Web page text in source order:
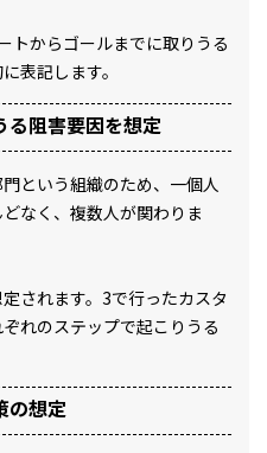
トからゴールまでに取りうる
表記します。
る阻害要因を想定
という組織のため、一個人
なく、複数人が関わりま
されます。3で行ったカスタ
れのステップで起こりうる
の想定